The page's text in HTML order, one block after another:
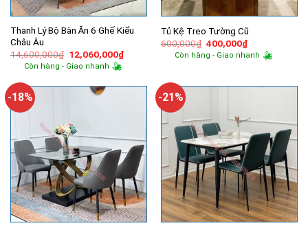
Thanh Lý Bộ Bàn Ăn 6 Ghế Kiểu
Châu Âu
14,600,000₫ Giá
gốc
là:
12,060,000₫Giá
hiện
12,060,000₫.
Còn hàng - Giao nhanh
Tủ Kệ Treo Tường Cũ
600,000₫ Giá
gốc
là:
400,000₫Giá
hiện
tại
Còn hàng - Giao nhanh
-18% -21%